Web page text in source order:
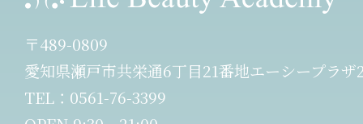
〒489-0809
愛知県瀬戸市共栄通6丁目21番地エーシープラザ
TEL：0561-76-3399